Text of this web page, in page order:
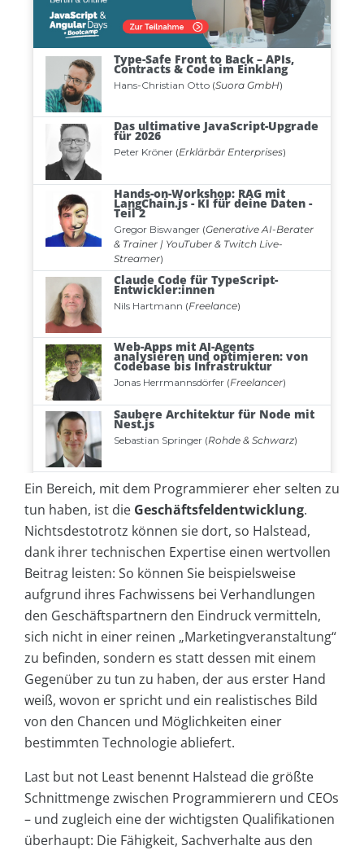
Ein Bereich, mit dem Programmierer eher selten zu
tun haben, ist die Geschäftsfeldentwicklung.
Nichtsdestotrotz können sie dort, so Halstead,
dank ihrer technischen Expertise einen wertvollen
Beitrag leisten: So können Sie beispielsweise
aufgrund ihres Fachwissens bei Verhandlungen
den Geschäftspartnern den Eindruck vermitteln,
sich nicht in einer reinen „Marketingveranstaltung“
zu befinden, sondern es statt dessen mit einem
Gegenüber zu tun zu haben, der aus erster Hand
weiß, wovon er spricht und ein realistisches Bild
von den Chancen und Möglichkeiten einer
bestimmten Technologie abliefert.
Last but not Least benennt Halstead die größte
Schnittmenge zwischen Programmierern und CEOs
– und zugleich eine der wichtigsten Qualifikationen
überhaupt: Die Fähigkeit, Sachverhalte aus den